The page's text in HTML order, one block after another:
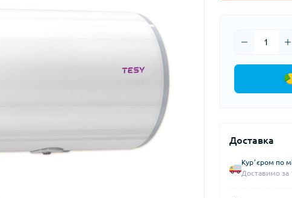
Доставка
Курʼєром по
Доставимо за